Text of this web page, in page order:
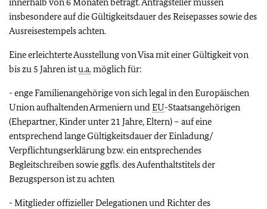
insbesondere auf die Gültigkeitsdauer des Reisepasses sowie des
Ausreisestempels achten.
Eine erleichterte Ausstellung von Visa mit einer Gültigkeit von
bis zu 5 Jahren istu.a.möglich für:
- enge Familienangehörige von sich legal in den Europäischen
Union aufhaltenden Armeniern undEU-Staatsangehörigen
(Ehepartner, Kinder unter 21 Jahre, Eltern) – auf eine
entsprechend lange Gültigkeitsdauer der Einladung/
Verpflichtungserklärung bzw. ein entsprechendes
Begleitschreiben sowie ggfls. des Aufenthaltstitels der
Bezugsperson ist zu achten
- Mitglieder offizieller Delegationen und Richter des